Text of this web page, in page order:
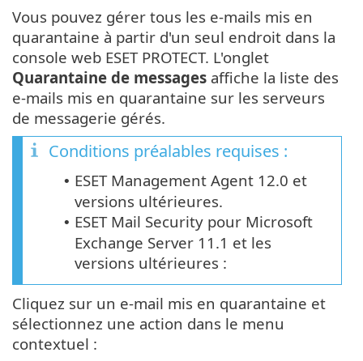
Vous pouvez gérer tous les e-mails mis en
quarantaine à partir d'un seul endroit dans la
console web ESET PROTECT. L'onglet
Quarantaine de messages affiche la liste des
e-mails mis en quarantaine sur les serveurs
de messagerie gérés.
Conditions préalables requises :
• ESET Management Agent 12.0 et
versions ultérieures.
• ESET Mail Security pour Microsoft
Exchange Server 11.1 et les
versions ultérieures :
Cliquez sur un e-mail mis en quarantaine et
sélectionnez une action dans le menu
contextuel :